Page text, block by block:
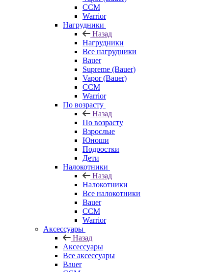
CCM
Warrior
Нагрудники
Назад
Нагрудники
Все нагрудники
Bauer
Supreme (Bauer)
Vapor (Bauer)
CCM
Warrior
По возрасту
Назад
По возрасту
Взрослые
Юноши
Подростки
Дети
Налокотники
Назад
Налокотники
Все налокотники
Bauer
CCM
Warrior
Аксессуары
Назад
Аксессуары
Все аксессуары
Bauer